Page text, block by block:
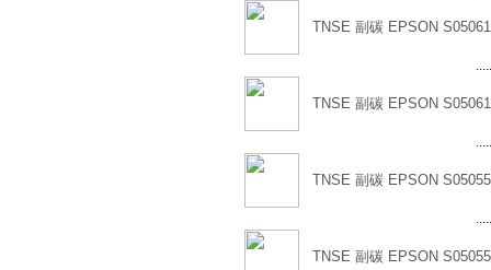
TNSE 副碳 EPSON
TNSE 副碳 EPSON
TNSE 副碳 EPSON
TNSE 副碳 EPSON